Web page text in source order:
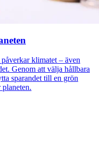
klimatet – även
Genom att välja hållbara
sparandet till en grön